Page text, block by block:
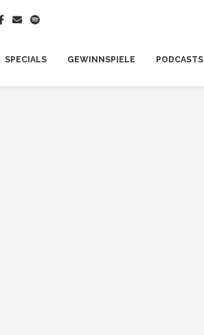
SPECIALS GEWINNSPIELE PODCASTS